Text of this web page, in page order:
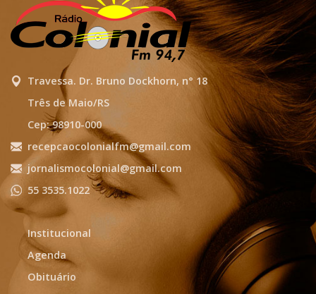
Travessa. Dr. Bruno Dockhorn, n° 18
Três de Maio/RS
Cep: 98910-000
recepcaocolonialfm@gmail.com
jornalismocolonial@gmail.com
55 3535.1022
Institucional
Agenda
Obituário